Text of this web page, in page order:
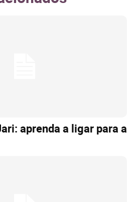
aprenda a ligar para a